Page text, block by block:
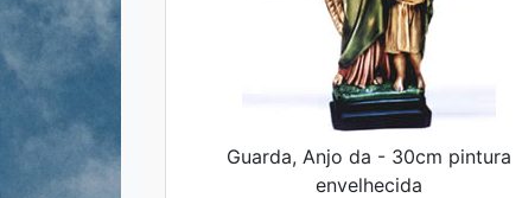
Guarda, Anjo da - 30cm pintura
envelhecida